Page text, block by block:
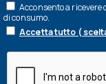
Acconsento a
di consumo.
Accetta tutto (